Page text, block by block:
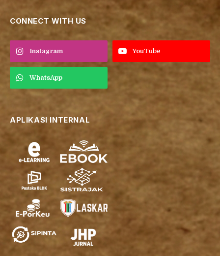
Berita
Features
Sosok
KRITERIA TULISAN
Roman
Satire
BALACADAS
CONNECT WITH US
Instagram YouTube
WhatsApp
APLIKASI INTERNAL